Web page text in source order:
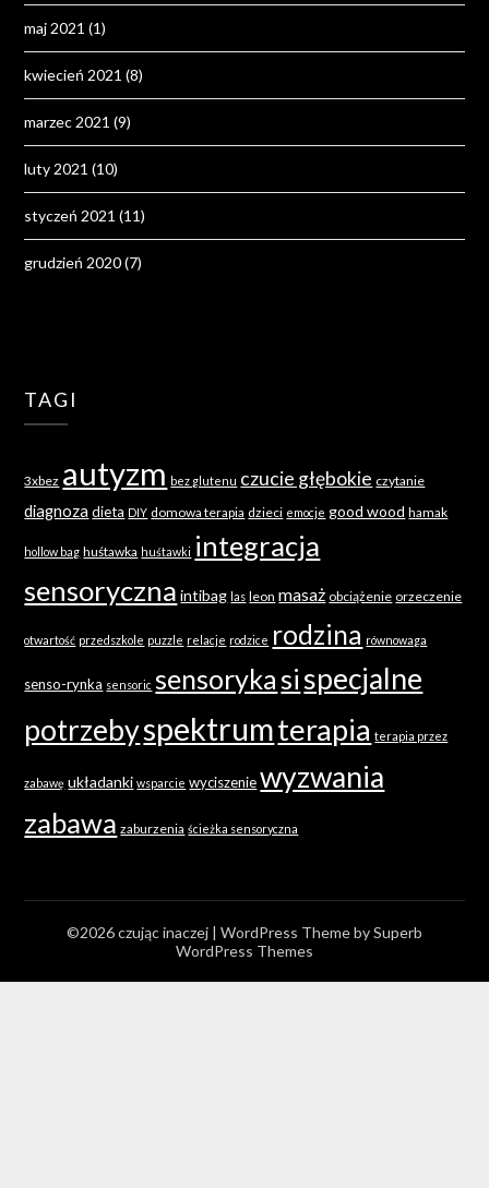
maj 2021 (1)
kwiecień 2021 (8)
marzec 2021 (9)
luty 2021 (10)
styczeń 2021 (11)
grudzień 2020(7)
TAGI
3xbez autyzm bez glutenu czucie głębokie czytanie
diagnoza dieta DIY domowa terapia dzieci emocje good wood hamak
hollow bag huśtawka huśtawki integracja
sensoryczna intibag las leon masaż obciążenie orzeczenie
otwartość przedszkole puzzle relacje rodzice rodzina równowaga
senso-rynka sensoric sensoryka sispecjalne
potrzebyspektrumterapia terapia przez
zabawę układanki wsparcie wyciszenie wyzwania
zabawa zaburzenia ścieżka sensoryczna
©2026 czując inaczej | WordPress Theme bySuperb
WordPress Themes